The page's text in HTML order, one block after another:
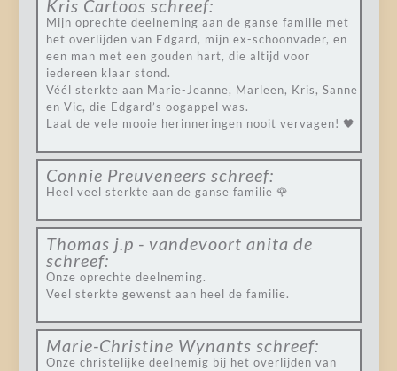
Kris Cartoos schreef:
Mijn oprechte deelneming aan de ganse familie met
het overlijden van Edgard, mijn ex-schoonvader, en
een man met een gouden hart, die altijd voor
iedereen klaar stond.
Véél sterkte aan Marie-Jeanne, Marleen, Kris, Sanne
en Vic, die Edgard’s oogappel was.
Laat de vele mooie herinneringen nooit vervagen! 🖤
Connie Preuveneers schreef:
Heel veel sterkte aan de ganse familie 🌹
Thomas j.p - vandevoort anita de
schreef:
Onze oprechte deelneming.
Veel sterkte gewenst aan heel de familie.
Marie-Christine Wynants schreef:
Onze christelijke deelnemig bij het overlijden van